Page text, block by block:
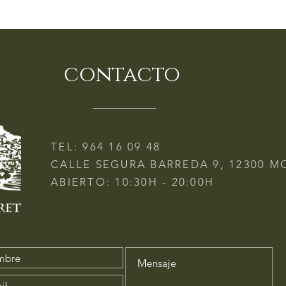
contacto
TEL:964 16 09 48
CALLE SEGURA BARREDA 9, 12300
ABIERTO: 10:30H - 20:00H